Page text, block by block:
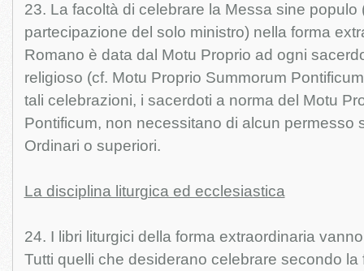
23. La facoltà di celebrare la Messa sine populo
partecipazione del solo ministro) nella forma
Romano è data dal Motu Proprio ad ogni
religioso (cf. Motu Proprio Summorum
tali celebrazioni, i sacerdoti a norma del Motu
Pontificum, non necessitano di alcun permesso
Ordinari o superiori.
La disciplina liturgica ed ecclesiastica
24. I libri liturgici della forma extraordinaria
Tutti quelli che desiderano celebrare secondo la